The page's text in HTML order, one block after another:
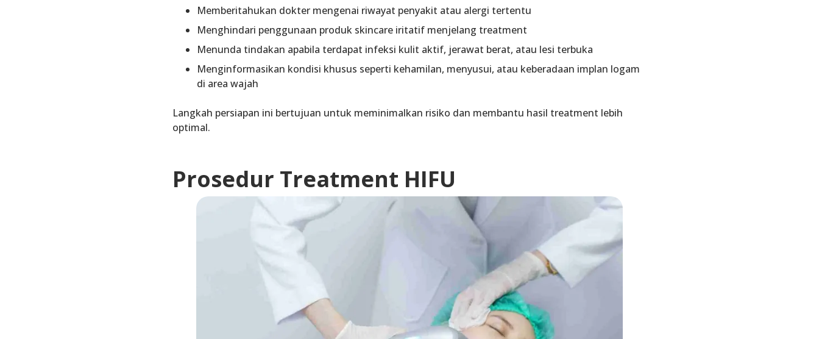
Memberitahukan dokter mengenai riwayat penyakit atau alergi tertentu
Menghindari penggunaan produk skincare iritatif menjelang treatment
Menunda tindakan apabila terdapat infeksi kulit aktif, jerawat berat, atau lesi terbuka
Menginformasikan kondisi khusus seperti kehamilan, menyusui, atau keberadaan implan logam
di area wajah
Langkah persiapan ini bertujuan untuk meminimalkan risiko dan membantu hasil treatment lebih
optimal.
Prosedur Treatment HIFU